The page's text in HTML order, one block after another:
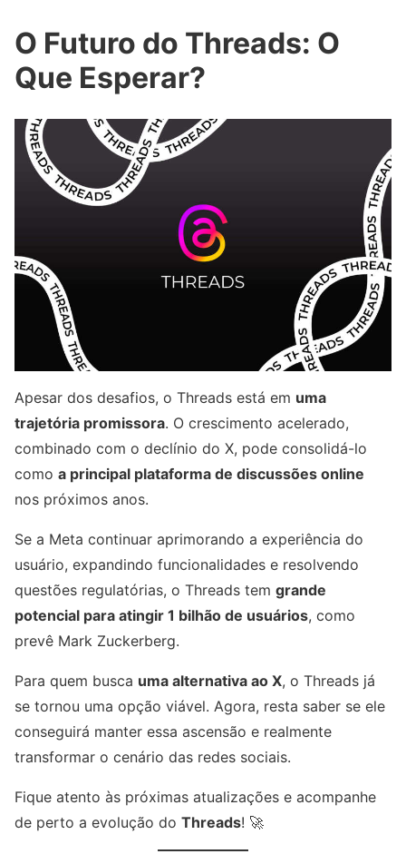
O Futuro do Threads: O
Que Esperar?
Apesar dos desafios, o Threads está em uma
trajetória promissora. O crescimento acelerado,
combinado com o declínio do X, pode consolidá-lo
como a principal plataforma de discussões online
nos próximos anos.
Se a Meta continuar aprimorando a experiência do
usuário, expandindo funcionalidades e resolvendo
questões regulatórias, o Threads tem grande
potencial para atingir 1 bilhão de usuários, como
prevê Mark Zuckerberg.
Para quem busca uma alternativa ao X, o Threads já
se tornou uma opção viável. Agora, resta saber se ele
conseguirá manter essa ascensão e realmente
transformar o cenário das redes sociais.
Fique atento às próximas atualizações e acompanhe
de perto a evolução do Threads! 🚀